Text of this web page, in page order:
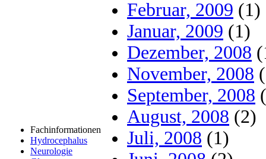
Fachinformationen
Hydrocephalus
Neurologie
Februar, 2009 (1)
Januar, 2009 (1)
Dezember, 2008
November, 2008
September, 2008
August, 2008 (2)
Juli, 2008 (1)